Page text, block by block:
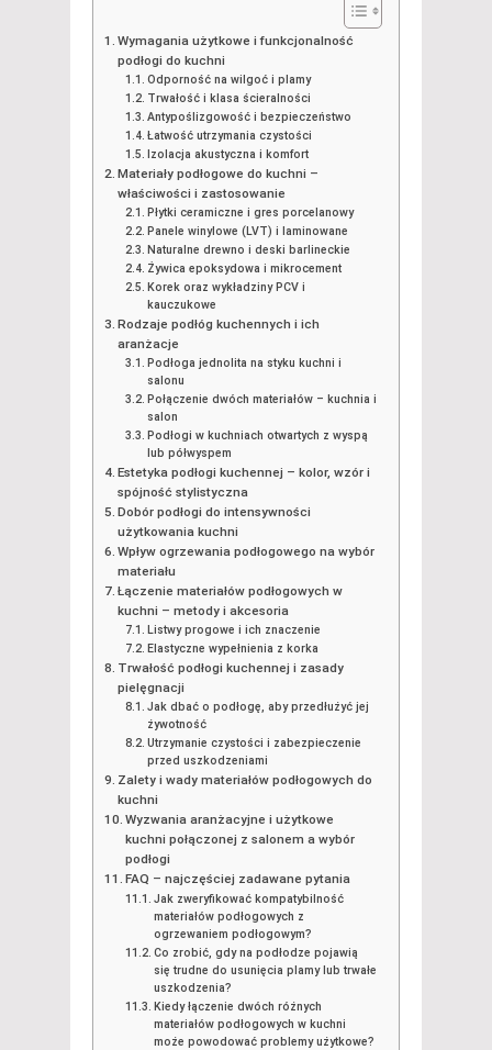
Wymagania użytkowe i funkcjonalność
podłogi do kuchni
Odporność na wilgoć i plamy
Trwałość i klasa ścieralności
Antypoślizgowość i bezpieczeństwo
Łatwość utrzymania czystości
Izolacja akustyczna i komfort
Materiały podłogowe do kuchni –
właściwości i zastosowanie
Płytki ceramiczne i gres porcelanowy
Panele winylowe (LVT) i laminowane
Naturalne drewno i deski barlineckie
Żywica epoksydowa i mikrocement
Korek oraz wykładziny PCV i
kauczukowe
Rodzaje podłóg kuchennych i ich
aranżacje
Podłoga jednolita na styku kuchni i
salonu
Połączenie dwóch materiałów – kuchnia i
salon
Podłogi w kuchniach otwartych z wyspą
lub półwyspem
Estetyka podłogi kuchennej – kolor, wzór i
spójność stylistyczna
Dobór podłogi do intensywności
użytkowania kuchni
Wpływ ogrzewania podłogowego na wybór
materiału
Łączenie materiałów podłogowych w
kuchni – metody i akcesoria
Listwy progowe i ich znaczenie
Elastyczne wypełnienia z korka
Trwałość podłogi kuchennej i zasady
pielęgnacji
Jak dbać o podłogę, aby przedłużyć jej
żywotność
Utrzymanie czystości i zabezpieczenie
przed uszkodzeniami
Zalety i wady materiałów podłogowych do
kuchni
Wyzwania aranżacyjne i użytkowe
kuchni połączonej z salonem a wybór
podłogi
FAQ – najczęściej zadawane pytania
Jak zweryfikować kompatybilność
materiałów podłogowych z
ogrzewaniem podłogowym?
Co zrobić, gdy na podłodze pojawią
się trudne do usunięcia plamy lub trwałe
uszkodzenia?
Kiedy łączenie dwóch różnych
materiałów podłogowych w kuchni
może powodować problemy użytkowe?